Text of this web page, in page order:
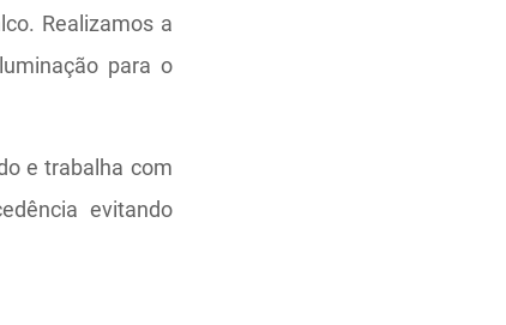
Realizamos a
para o
e trabalha com
evitando